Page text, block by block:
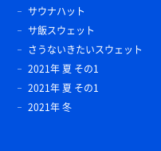
サウナハット
サ飯スウェット
さうないきたいスウェット
2021年 夏 その1
2021年 夏 その1
2021年 冬